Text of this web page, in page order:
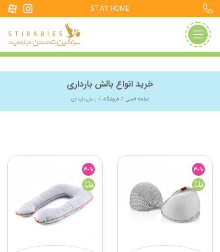
STAY HOME
خرید انواع بالش بارداری
صفحه اصلی فروشگاه بالش بارداری
30%
30%